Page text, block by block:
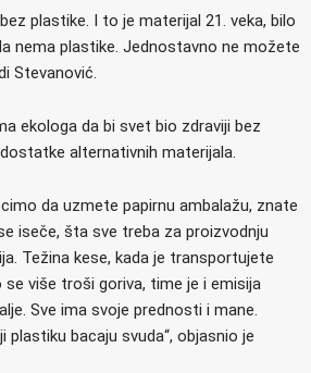
plastike. I to je materijal 21. veka, bilo
nema plastike. Jednostavno ne možete
Stevanović.
ekologa da bi svet bio zdraviji bez
alternativnih materijala.
da uzmete papirnu ambalažu, znate
iseče, šta sve treba za proizvodnju
Težina kese, kada je transportujete
više troši goriva, time je i emisija
Sve ima svoje prednosti i mane.
plastiku bacaju svuda“, objasnio je